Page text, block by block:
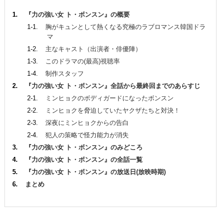
『力の強い女 ト・ボンスン』の概要
胸がキュンとして熱くなる究極のラブロマンス韓国ドラ
マ
主なキャスト（出演者・俳優陣）
このドラマの(最高)視聴率
制作スタッフ
『力の強い女 ト・ボンスン』全話から最終回までのあらすじ
ミンヒョクのボディガードになったボンスン
ミンヒョクを脅迫していたヤクザたちと対決！
深夜にミンヒョクからの告白
犯人の策略で怪力能力が消失
『力の強い女 ト・ボンスン』のみどころ
『力の強い女 ト・ボンスン』の全話一覧
『力の強い女 ト・ボンスン』の放送日(放映時期)
まとめ